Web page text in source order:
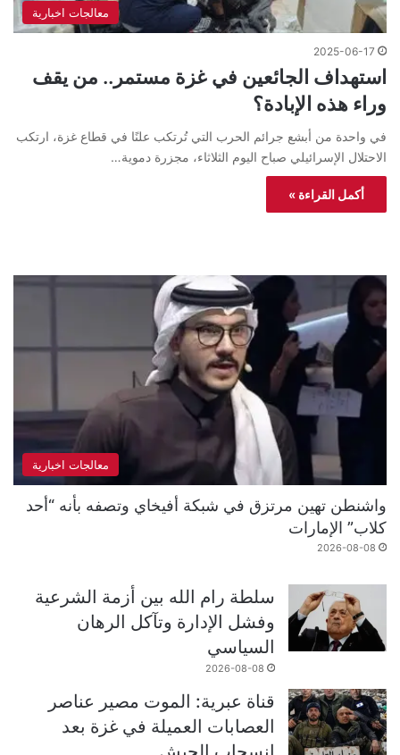
معالجات اخبارية
2025-06-17
استهداف الجائعين في غزة مستمر.. من يقف
وراء هذه الإبادة؟
في واحدة من أبشع جرائم الحرب التي تُرتكب علنًا في قطاع غزة، ارتكب
الاحتلال الإسرائيلي صباح اليوم الثلاثاء، مجزرة دموية…
أكمل القراءة »
معالجات اخبارية
واشنطن تهين مرتزق في شبكة أفيخاي وتصفه بأنه “أحد
كلاب” الإمارات
2026-08-08
سلطة رام الله بين أزمة الشرعية
وفشل الإدارة وتآكل الرهان
السياسي
2026-08-08
قناة عبرية: الموت مصير عناصر
العصابات العميلة في غزة بعد